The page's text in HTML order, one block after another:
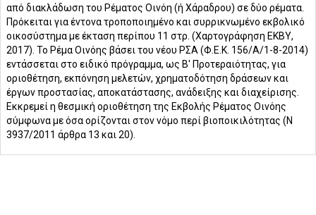
από διακλάδωση του Ρέματος Οινόη (ή Χάραδρου) σε δύο ρέματα.
Πρόκειται για έντονα τροποποιημένο και συρρικνωμένο εκβολικό
οικοσύστημα με έκταση περίπου 11 στρ. (Χαρτογράφηση ΕΚΒΥ,
2017). Το Ρέμα Οινόης βάσει του νέου ΡΣΑ (Φ.Ε.Κ. 156/Α/1-8-2014)
εντάσσεται στο ειδικό πρόγραμμα, ως Β' Προτεραιότητας, για
οριοθέτηση, εκπόνηση μελετών, χρηματοδότηση δράσεων και
έργων προστασίας, αποκατάστασης, ανάδειξης και διαχείρισης.
Εκκρεμεί η θεσμική οριοθέτηση της Εκβολής Ρέματος Οινόης
σύμφωνα με όσα ορίζονται στον νόμο περί βιοποικιλότητας (Ν
3937/2011 άρθρα 13 και 20).